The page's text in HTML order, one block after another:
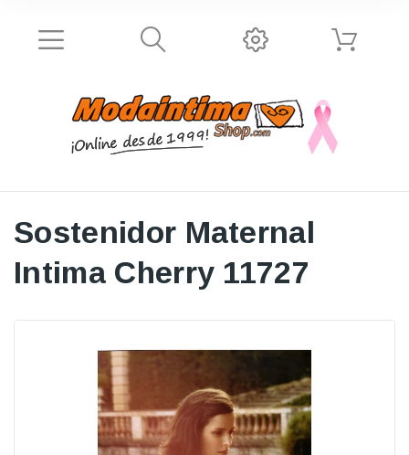
Sostenidor Maternal
Intima Cherry 11727